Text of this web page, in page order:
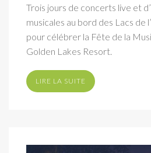
Trois jours de concerts live et
musicales au bord des Lacs de
pour célébrer la Fête de la
Golden Lakes Resort.
LIRE LA SUITE